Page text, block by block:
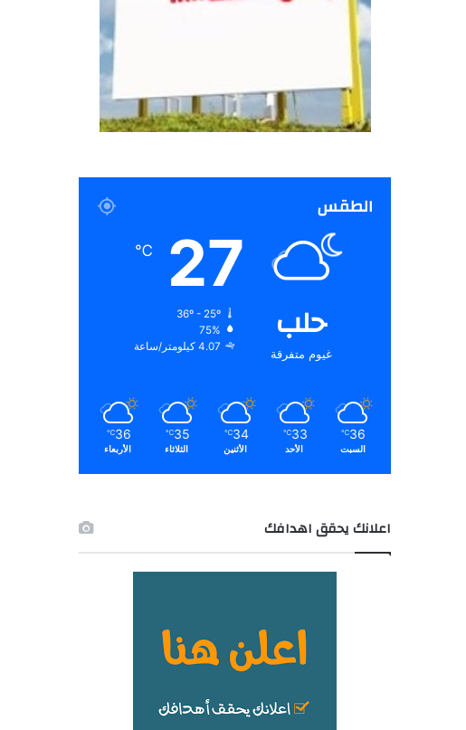
الطقس
حلب
غيوم متفرقة
27
℃
36º - 25º
75%
4.07 كيلومتر/ساعة
36
℃
السبت
33
℃
الأحد
34
℃
الأثنين
35
℃
الثلاثاء
36
℃
الأربعاء
اعلانك يحقق اهدافك